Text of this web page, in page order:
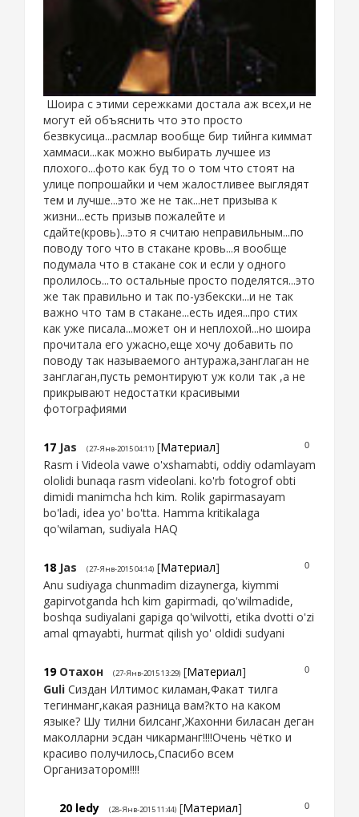
Шоира с этими сережками достала аж всех,и не
могут ей объяснить что это просто
безвкусица...расмлар вообще бир тийнга киммат
хаммаси...как можно выбирать лучшее из
плохого...фото как буд то о том что стоят на
улице попрошайки и чем жалостливее выглядят
тем и лучше...это же не так...нет призыва к
жизни...есть призыв пожалейте и
сдайте(кровь)...это я считаю неправильным...по
поводу того что в стакане кровь...я вообще
подумала что в стакане сок и если у одного
пролилось...то остальные просто поделятся...это
же так правильно и так по-узбекски...и не так
важно что там в стакане...есть идея...про стих
как уже писала...может он и неплохой...но шоира
прочитала его ужасно,еще хочу добавить по
поводу так называемого антуража,занглаган не
занглаган,пусть ремонтируют уж коли так ,а не
прикрывают недостатки красивыми
фотографиями
0
17 Jas (27-Янв-2015 04:11) [Материал]
Rasm i Videola vawe o'xshamabti, oddiy odamlayam
ololidi bunaqa rasm videolani. ko'rb fotogrof obti
dimidi manimcha hch kim. Rolik gapirmasayam
bo'ladi, idea yo' bo'tta. Hamma kritikalaga
qo'wilaman, sudiyala HAQ
0
18 Jas (27-Янв-2015 04:14) [Материал]
Anu sudiyaga chunmadim dizaynerga, kiymmi
gapirvotganda hch kim gapirmadi, qo'wilmadide,
boshqa sudiyalani gapiga qo'wilvotti, etika dvotti o'zi
amal qmayabti, hurmat qilish yo' oldidi sudyani
0
19 Отахон (27-Янв-2015 13:29) [Материал]
Guli Сиздан Илтимос киламан,Факат тилга
тегинманг,какая разница вам?кто на каком
языке? Шу тилни билсанг,Жахонни биласан деган
маколларни эсдан чикарманг!!!!Очень чётко и
красиво получилось,Спасибо всем
Организатором!!!!
0
20 ledy (28-Янв-2015 11:44) [Материал]